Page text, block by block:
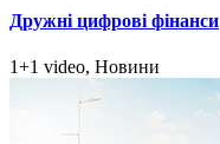
Дружні цифрові фінанси
1+1 video, Новини